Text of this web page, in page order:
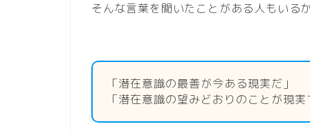
そんな言葉を聞いたことがある人もいる
「潜在意識の最善が今ある現実だ」
「潜在意識の望みどおりのことが現